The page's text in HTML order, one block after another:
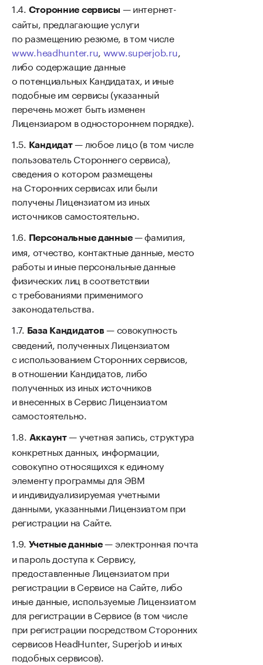
Сторонние сервисы — интернет-
сайты, предлагающие услуги
по размещению резюме, в том числе
www.headhunter.ru, www.superjob.ru,
либо содержащие данные
о потенциальных Кандидатах, и иные
подобные им сервисы (указанный
перечень может быть изменен
Лицензиаром в одностороннем порядке).
Кандидат— любое лицо (в том числе
пользователь Стороннего сервиса),
сведения о котором размещены
на Сторонних сервисах или были
получены Лицензиатом из иных
источников самостоятельно.
Персональные данные— фамилия,
имя, отчество, контактные данные, место
работы и иные персональные данные
физических лиц в соответствии
с требованиями применимого
законодательства.
База Кандидатов— совокупность
сведений, полученных Лицензиатом
с использованием Сторонних сервисов,
в отношении Кандидатов, либо
полученных из иных источников
и внесенных в Сервис Лицензиатом
самостоятельно.
Аккаунт— учетная запись, структура
конкретных данных, информации,
совокупно относящихся к единому
элементу программы для ЭВМ
и индивидуализируемая учетными
данными, указанными Лицензиатом при
регистрации на Сайте.
Учетные данные— электронная почта
и пароль доступа к Сервису,
предоставленные Лицензиатом при
регистрации в Сервисе на Сайте, либо
иные данные, используемые Лицензиатом
для регистрации в Сервисе (в том числе
при регистрации посредством Сторонних
сервисов HeadHunter, Superjob и иных
подобных сервисов).